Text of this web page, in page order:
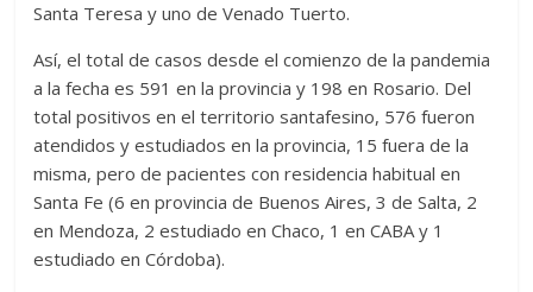
Santa Teresa y uno de Venado Tuerto.
Así, el total de casos desde el comienzo de la pandemia
a la fecha es 591 en la provincia y 198 en Rosario. Del
total positivos en el territorio santafesino, 576 fueron
atendidos y estudiados en la provincia, 15 fuera de la
misma, pero de pacientes con residencia habitual en
Santa Fe (6 en provincia de Buenos Aires, 3 de Salta, 2
en Mendoza, 2 estudiado en Chaco, 1 en CABA y 1
estudiado en Córdoba).